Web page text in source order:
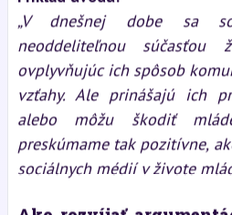
„V dnešnej dobe sa
neoddeliteľnou súčasťou
ovplyvňujúc ich spôsob
vzťahy. Ale prinášajú ich
alebo môžu škodiť
preskúmame tak pozitívne,
sociálnych médií v živote